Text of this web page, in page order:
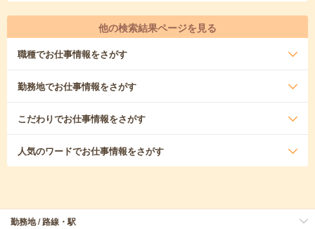
他の検索結果ページを見る
職種でお仕事情報をさがす
勤務地でお仕事情報をさがす
こだわりでお仕事情報をさがす
人気のワードでお仕事情報をさがす
勤務地 / 路線・駅